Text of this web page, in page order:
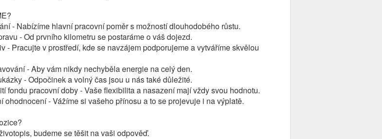
- Nabízíme hlavní pracovní poměr s možností dlouhodobého růstu.
- Od prvního kilometru se postaráme o váš dojezd.
- Pracujte v prostředí, kde se navzájem podporujeme a vytváříme skvělou
- Aby vám nikdy nechyběla energie na celý den.
- Odpočinek a volný čas jsou u nás také důležité.
fondu pracovní doby - Vaše flexibilita a nasazení mají vždy svou hodnotu.
ohodnocení - Vážíme si vašeho přínosu a to se projevuje i na výplatě.
budeme se těšit na vaši odpověď.